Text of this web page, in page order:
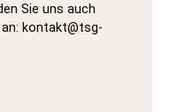
Sie uns auch
kontakt@tsg-